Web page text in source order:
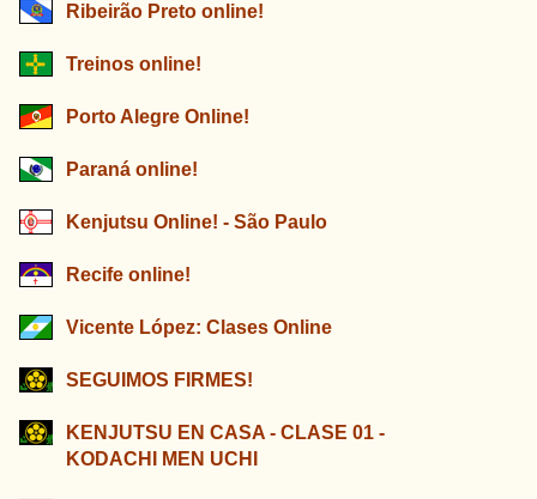
Ribeirão Preto online!
Treinos online!
Porto Alegre Online!
Paraná online!
Kenjutsu Online! - São Paulo
Recife online!
Vicente López: Clases Online
SEGUIMOS FIRMES!
KENJUTSU EN CASA - CLASE 01 -
KODACHI MEN UCHI